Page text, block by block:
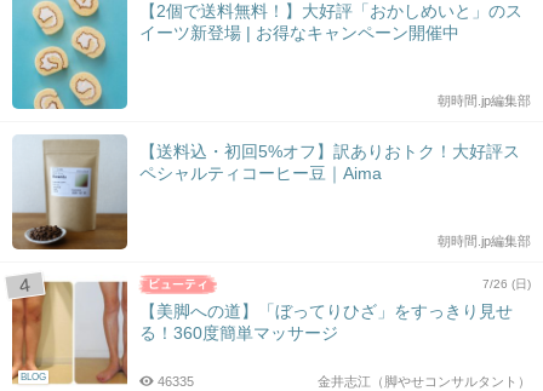
【2個で送料無料！】大好評「おかしめいと」のス
イーツ新登場 | お得なキャンペーン開催中
朝時間.jp編集部
【送料込・初回5%オフ】訳ありおトク！大好評ス
ペシャルティコーヒー豆｜Aima
朝時間.jp編集部
BLOG
7/26 (日)
【美脚への道】「ぼってりひざ」をすっきり見せ
る！360度簡単マッサージ
金井志江（脚やせコンサルタント）
46335